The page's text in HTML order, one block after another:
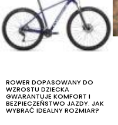
ROWER DOPASOWANY DO
WZROSTU DZIECKA
GWARANTUJE KOMFORT I
BEZPIECZEŃSTWO JAZDY. JAK
WYBRAĆ IDEALNY ROZMIAR?